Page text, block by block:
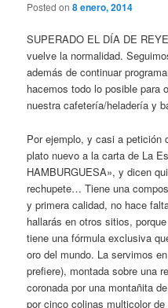
Posted on8 enero, 2014
SUPERADO EL DÍA DE
vuelve la normalidad.
además de continuar
hacemos todo lo posible para
nuestra cafetería/heladería y
Por ejemplo, y casi a petición
plato nuevo a la carta de La
HAMBURGUESA», y dicen
rechupete… Tiene una
y primera calidad, no hace
hallarás en otros sitios,
tiene una fórmula exclusiva
oro del mundo. La servimos
prefiere), montada sobre una
coronada por una montañita
por cinco colinas multicolor